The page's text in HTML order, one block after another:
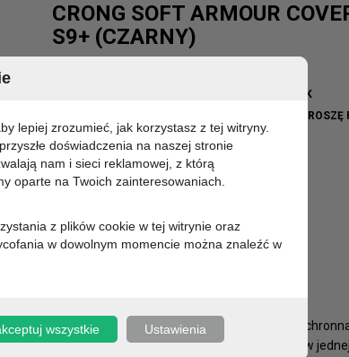
CRONG SOFT ARMOUR
S9+ (CZARNY)
CRG-SAR-SGS9P-BLK
CHWILOWO BRAK - PROSZĘ
13,39 zł
10,89 zł (cena netto)
Soft Armour Cover to hybrydowa obudowa
Pozwalają one trzymać telefon bezpiecznie w
lepiej zrozumieć, jak korzystasz z tej witryny.
doświadczenia na naszej stronie
nam i sieci reklamowej, z którą
oparte na Twoich zainteresowaniach.
z plików cookie w tej witrynie oraz
w dowolnym momencie można znaleźć w
wszystkie Ustawienia